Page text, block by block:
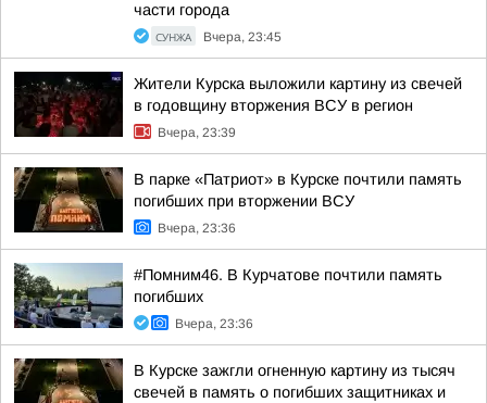
части города
СУНЖА Вчера, 23:45
Жители Курска выложили картину из свечей
в годовщину вторжения ВСУ в регион
Вчера, 23:39
В парке «Патриот» в Курске почтили память
погибших при вторжении ВСУ
Вчера, 23:36
#Помним46. В Курчатове почтили память
погибших
Вчера, 23:36
В Курске зажгли огненную картину из тысяч
свечей в память о погибших защитниках и